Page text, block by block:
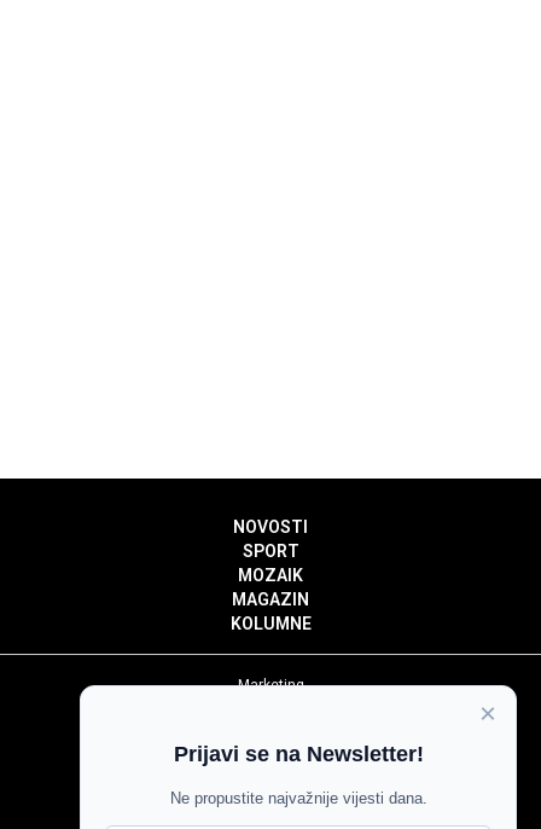
NOVOSTI
SPORT
MOZAIK
MAGAZIN
KOLUMNE
Marketing
Impressum
Pravila komentiranja
×
Prijavi se na Newsletter!
Ne propustite najvažnije vijesti dana.